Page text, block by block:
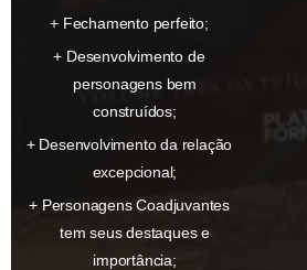
Fechamento perfeito;
Desenvolvimento de
personagens bem
construídos;
Desenvolvimento da relação
excepcional;
Personagens Coadjuvantes
tem seus destaques e
importância;